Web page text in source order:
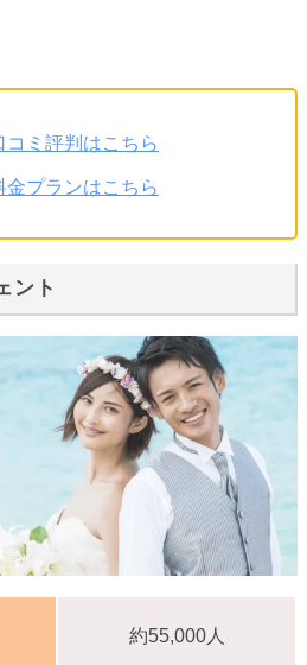
コミ評判はこちら
金プランはこちら
ント
約55,000人